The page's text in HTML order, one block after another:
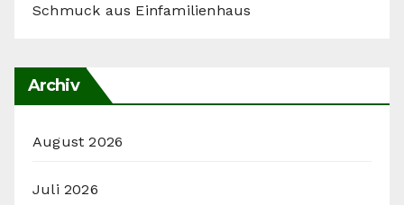
Schmuck aus Einfamilienhaus
Archiv
August 2026
Juli 2026